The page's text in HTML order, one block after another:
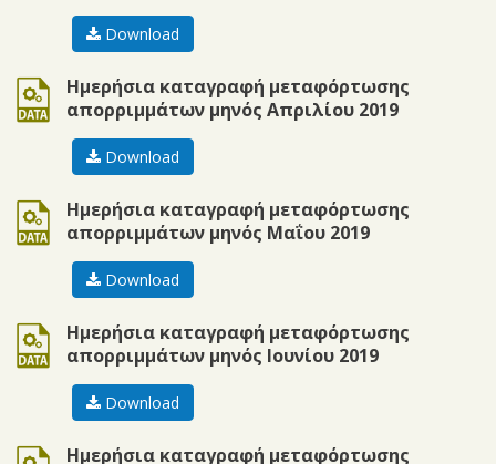
Download
Ημερήσια καταγραφή μεταφόρτωσης
απορριμμάτων μηνός Απριλίου 2019
ods
Download
Ημερήσια καταγραφή μεταφόρτωσης
απορριμμάτων μηνός Μαΐου 2019
ods
Download
Ημερήσια καταγραφή μεταφόρτωσης
απορριμμάτων μηνός Ιουνίου 2019
ods
Download
Ημερήσια καταγραφή μεταφόρτωσης
ods